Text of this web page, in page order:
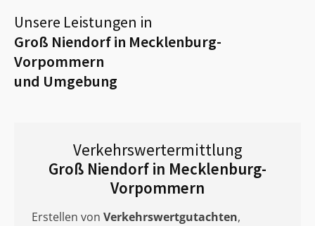
Unsere Leistungen in
Groß Niendorf in Mecklenburg-
Vorpommern
und Umgebung
Verkehrswertermittlung
Groß Niendorf in Mecklenburg-
Vorpommern
Erstellen von Verkehrswertgutachten,